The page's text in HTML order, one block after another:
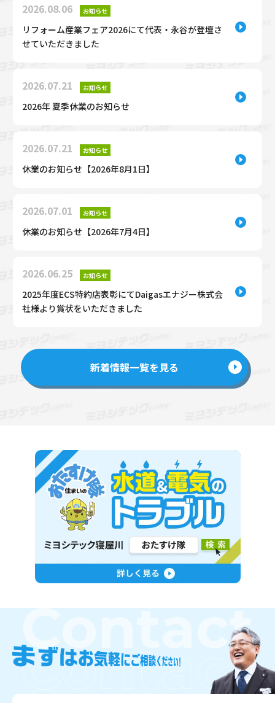
2026.08.06 お知らせ
リフォーム産業フェア2026にて代表・永谷が登壇さ
せていただきました
2026.07.21 お知らせ
2026年 夏季休業のお知らせ
2026.07.21 お知らせ
休業のお知らせ【2026年8月1日】
2026.07.01 お知らせ
休業のお知らせ【2026年7月4日】
2026.06.25 お知らせ
2025年度ECS特約店表彰にてDaigasエナジー株式会
社様より賞状をいただきました
新着情報一覧を見る